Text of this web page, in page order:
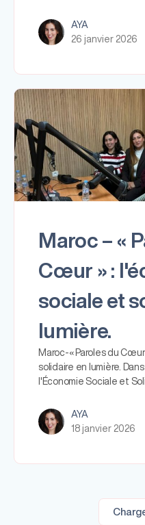
AYA
26 janvier 2026
Maroc – «
Cœur » :
sociale et
lumière.
Maroc-« Paroles du
solidaire en lumière.
l'Économie Sociale et
AYA
18 janvier 2026